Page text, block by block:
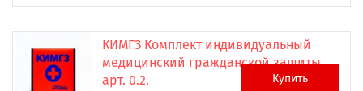
КИМГЗ Комплект индивидуальный
медицинский гражданской защиты
арт. 0.2.
Купить